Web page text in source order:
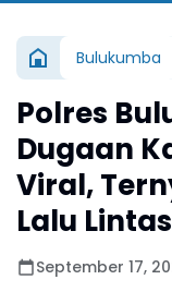
Bulukumba
Polres
Dugaan
Viral,
Lalu Lintas
September 17,